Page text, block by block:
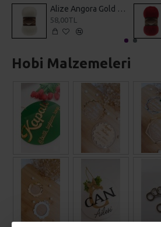
Alize Angora Gold Simli 1
58,00TL
Hobi Malzemeleri